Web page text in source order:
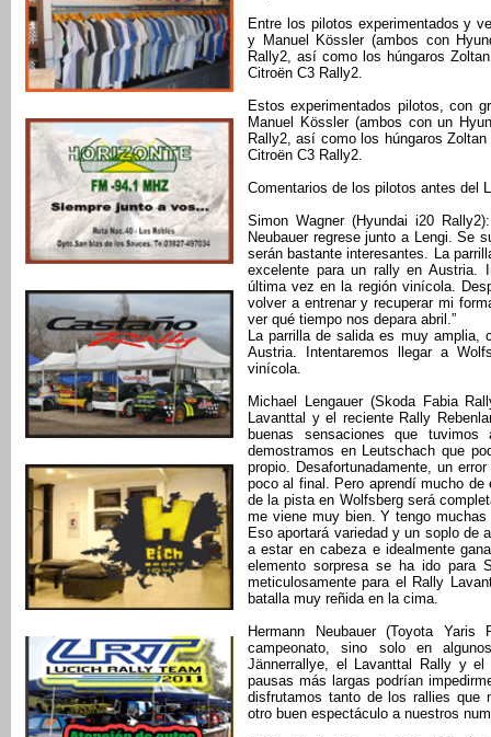
Entre los pilotos experimentados y
y Manuel Kössler (ambos con
Rally2, así como los húngaros
Citroën C3 Rally2.
Estos experimentados pilotos, con
Manuel Kössler (ambos con un
Rally2, así como los húngaros
Citroën C3 Rally2.
Comentarios de los pilotos antes del
Simon Wagner (Hyundai i20
Neubauer regrese junto a Lengi. Se
serán bastante interesantes. La
excelente para un rally en Austria.
última vez en la región vinícola.
volver a entrenar y recuperar mi
ver qué tiempo nos depara abril.”
La parrilla de salida es muy amplia,
Austria. Intentaremos llegar a
vinícola.
Michael Lengauer (Skoda Fabia
Lavanttal y el reciente Rally
buenas sensaciones que
demostramos en Leutschach que
propio. Desafortunadamente, un
poco al final. Pero aprendí mucho
de la pista en Wolfsberg será
me viene muy bien. Y tengo
Eso aportará variedad y un soplo de
a estar en cabeza e idealmente
elemento sorpresa se ha ido para
meticulosamente para el Rally
batalla muy reñida en la cima.
Hermann Neubauer (Toyota
campeonato, sino solo en
Jännerrallye, el Lavanttal Rally y
pausas más largas podrían
disfrutamos tanto de los rallies que
otro buen espectáculo a nuestros